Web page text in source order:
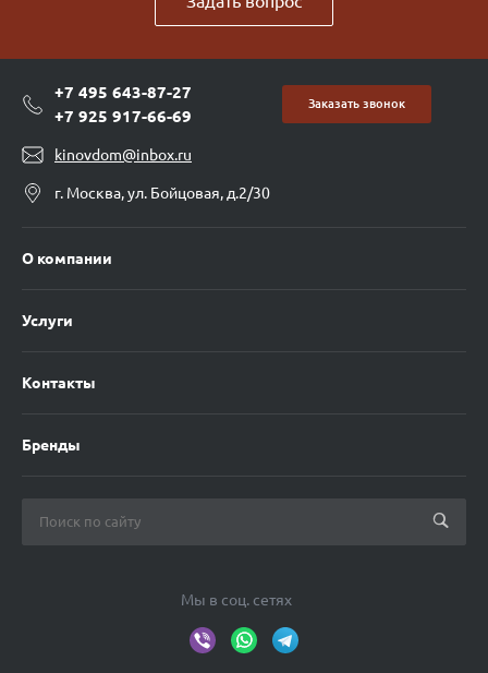
+7 495 643-87-27
+7 925 917-66-69
Заказать звонок
kinovdom@inbox.ru
г. Москва, ул. Бойцовая, д.2/30
О компании
Услуги
Контакты
Бренды
Мы в соц. сетях